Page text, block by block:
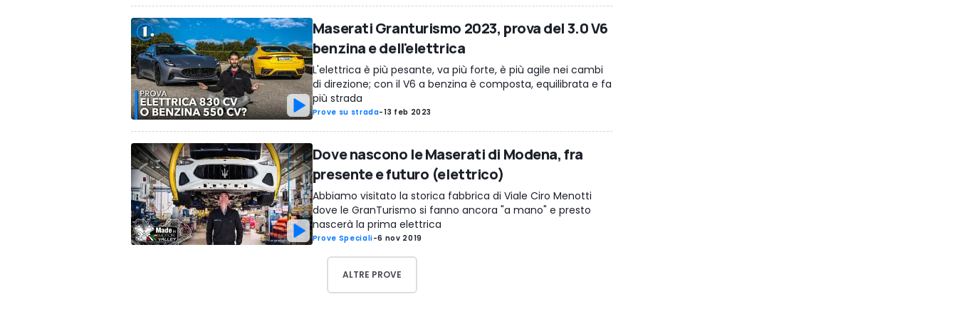
Maserati Granturismo 2023, prova del 3.0 V6
benzina e dell'elettrica
L'elettrica è più pesante, va più forte, è più agile nei cambi
di direzione; con il V6 a benzina è composta, equilibrata e fa
più strada
Prove su strada-13 feb 2023
Dove nascono le Maserati di Modena, fra
presente e futuro (elettrico)
Abbiamo visitato la storica fabbrica di Viale Ciro Menotti
dove le GranTurismo si fanno ancora "a mano" e presto
nascerà la prima elettrica
Prove Speciali-6 nov 2019
ALTRE PROVE